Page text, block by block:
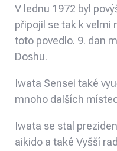
V lednu 1972 byl
připojil se tak k velmi
toto povedlo. 9. dan
Doshu.
Iwata Sensei také
mnoho dalších
Iwata se stal
aikido a také Vyšší